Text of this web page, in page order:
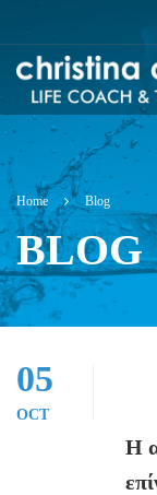
Home Blog
BLOG
05
OCT
Η